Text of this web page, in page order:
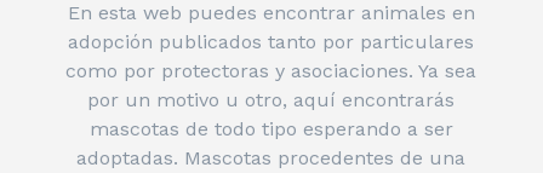
En esta web puedes encontrar animales en
adopción publicados tanto por particulares
como por protectoras y asociaciones. Ya sea
por un motivo u otro, aquí encontrarás
mascotas de todo tipo esperando a ser
adoptadas. Mascotas procedentes de una